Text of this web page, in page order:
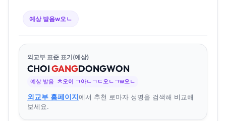
예상 발음w오ㄴ
외교부 표준 표기(예상)
CHOIGANGDONGWON
예상 발음 ㅊ오이 ㄱ아ㄴㄱㄷ오ㄴㄱw오ㄴ
외교부 홈페이지에서 추천 로마자 성명을 검색해 비교해
보세요.